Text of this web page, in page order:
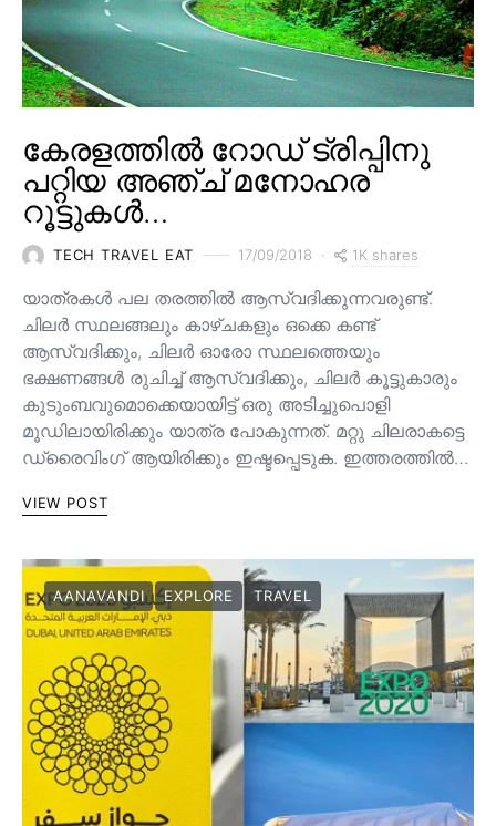
കേരളത്തിൽ റോഡ് ട്രിപ്പിനു
പറ്റിയ അഞ്ച് മനോഹര
റൂട്ടുകൾ…
TECH TRAVEL EAT 17/09/2018 1K shares
യാത്രകൾ പല തരത്തിൽ ആസ്വദിക്കുന്നവരുണ്ട്.
ചിലർ സ്ഥലങ്ങലും കാഴ്ചകളും ഒക്കെ കണ്ട്
ആസ്വദിക്കും, ചിലർ ഓരോ സ്ഥലത്തെയും
ഭക്ഷണങ്ങൾ രുചിച്ച് ആസ്വദിക്കും, ചിലർ കൂട്ടുകാരും
കുടുംബവുമൊക്കെയായിട്ട് ഒരു അടിച്ചുപൊളി
മൂഡിലായിരിക്കും യാത്ര പോകുന്നത്. മറ്റു ചിലരാകട്ടെ
ഡ്രൈവിംഗ് ആയിരിക്കും ഇഷ്ടപ്പെടുക. ഇത്തരത്തിൽ…
VIEW POST
AANAVANDI EXPLORE TRAVEL